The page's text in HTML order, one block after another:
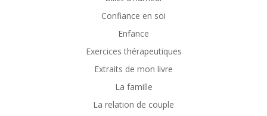
Confiance en soi
Enfance
Exercices thérapeutiques
Extraits de mon livre
La famille
La relation de couple